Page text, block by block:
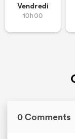
Vendredi
10h00
0 Comments